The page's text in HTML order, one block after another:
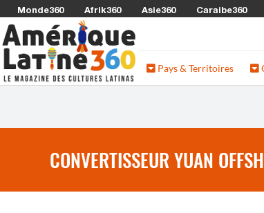
Monde360 Afrik360 Asie360 Caraibe360
Pays & Territoires
CONVERTISSEUR YUAN